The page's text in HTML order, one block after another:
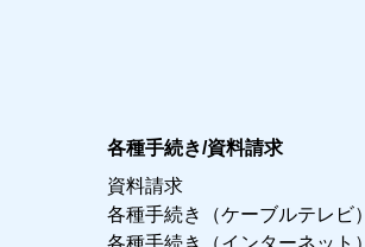
各種手続き/資料請求
資料請求
各種手続き（ケーブルテレビ）
各種手続き（インターネット）